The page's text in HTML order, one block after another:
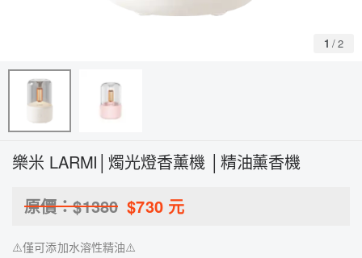
1 /2
樂米 LARMI│燭光燈香薰機 │精油薰香機
原價：$1380 $730元
⚠️僅可添加水溶性精油⚠️